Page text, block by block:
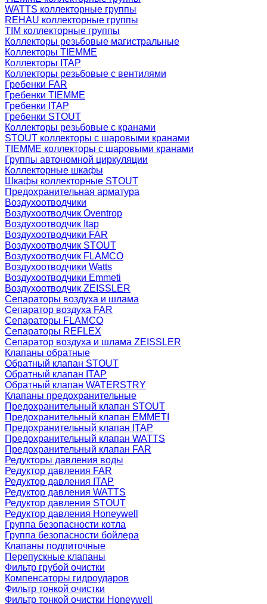
WATTS коллекторные группы
REHAU коллекторные группы
TIM коллекторные группы
Коллекторы резьбовые магистральные
Коллекторы TIEMME
Коллекторы ITAP
Коллекторы резьбовые с вентилями
Гребенки FAR
Гребенки TIEMME
Гребенки ITAP
Гребенки STOUT
Коллекторы резьбовые с кранами
STOUT коллекторы с шаровыми кранами
TIEMME коллекторы с шаровыми кранами
Группы автономной циркуляции
Коллекторные шкафы
Шкафы коллекторные STOUT
Предохранительная арматура
Воздухоотводчики
Воздухоотводчик Oventrop
Воздухоотводчик Itap
Воздухоотводчики FAR
Воздухоотводчик STOUT
Воздухоотводчик FLAMCO
Воздухоотводчики Watts
Воздухоотводчики Emmeti
Воздухоотводчик ZEISSLER
Сепараторы воздуха и шлама
Сепаратор воздуха FAR
Сепараторы FLAMCO
Сепараторы REFLEX
Сепаратор воздуха и шлама ZEISSLER
Клапаны обратные
Обратный клапан STOUT
Обратный клапан ITAP
Обратный клапан WATERSTRY
Клапаны предохранительные
Предохранительный клапан STOUT
Предохранительный клапан EMMETI
Предохранительный клапан ITAP
Предохранительный клапан WATTS
Предохранительный клапан FAR
Редукторы давления воды
Редуктор давления FAR
Редуктор давления ITAP
Редуктор давления WATTS
Редуктор давления STOUT
Редуктор давления Honeywell
Группа безопасности котла
Группа безопасности бойлера
Клапаны подпиточные
Перепускные клапаны
Фильтр грубой очистки
Компенсаторы гидроударов
Фильтр тонкой очистки
Фильтр тонкой очистки Honeywell